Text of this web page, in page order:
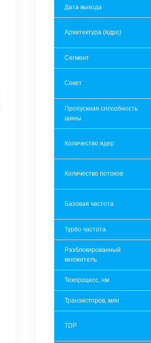
Дата выхода
Архитектура (ядро)
Сегмент
Сокет
Пропускная способность
шины
Количество ядер
Количество потоков
Базовая частота
Турбо частота
Разблокированный
множитель
Техпроцесс, нм
Транзисторов, млн
TDP